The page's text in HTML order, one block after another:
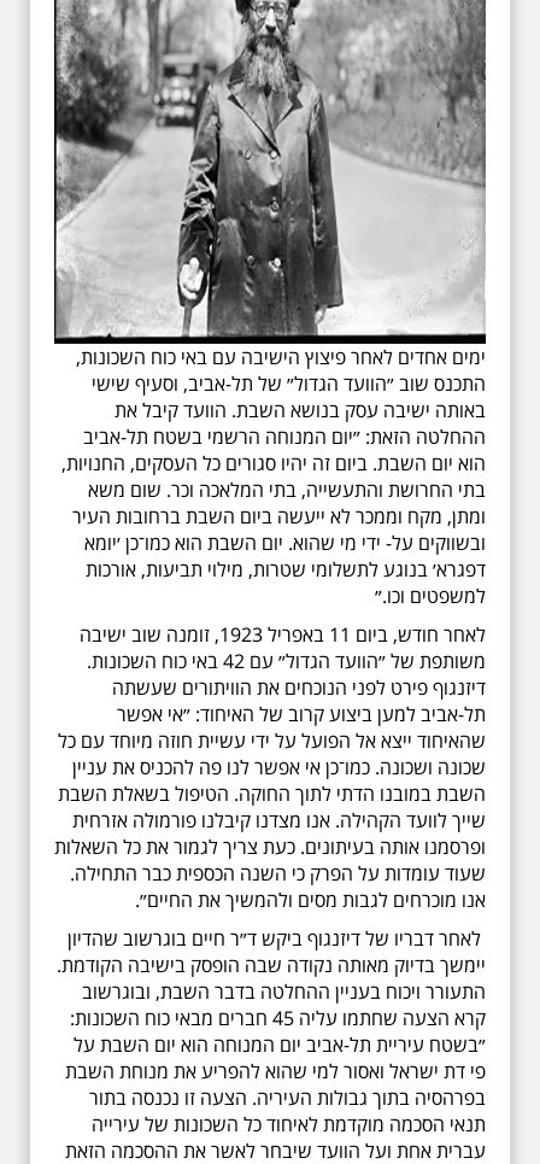
ימים אחדים לאחר פיצוץ הישיבה עם באי כוח השכונות,
התכנס שוב ״הוועד הגדול״ של תל-אביב, וסעיף שישי
באותה ישיבה עסק בנושא השבת. הוועד קיבל את
ההחלטה הזאת: ״יום המנוחה הרשמי בשטח תל-אביב
הוא יום השבת. ביום זה יהיו סגורים כל העסקים, החנויות,
בתי החרושת והתעשייה, בתי המלאכה וכר. שום משא
ומתן, מקח וממכר לא ייעשה ביום השבת ברחובות העיר
ובשווקים על- ידי מי שהוא. יום השבת הוא כמו־כן ׳יומא
דפגרא׳ בנוגע לתשלומי שטרות, מילוי תביעות, אורכות
למשפטים וכו.״
לאחר חודש, ביום 11 באפריל 1923, זומנה שוב ישיבה
משותפת של ״הוועד הגדול״ עם 42 באי כוח השכונות.
דיזנגוף פירט לפני הנוכחים את הוויתורים שעשתה
תל-אביב למען ביצוע קרוב של האיחוד: ״אי אפשר
שהאיחוד ייצא אל הפועל על ידי עשיית חוזה מיוחד עם כל
שכונה ושכונה. כמו־כן אי אפשר לנו פה להכניס את עניין
השבת במובנו הדתי לתוך החוקה. הטיפול בשאלת השבת
שייך לוועד הקהילה. אנו מצדנו קיבלנו פורמולה אזרחית
ופרסמנו אותה בעיתונים. כעת צריך לגמור את כל השאלות
שעוד עומדות על הפרק כי השנה הכספית כבר התחילה.
אנו מוכרחים לגבות מסים ולהמשיך את החיים״.
לאחר דבריו של דיזנגוף ביקש ד״ר חיים בוגרשוב שהדיון
יימשך בדיוק מאותה נקודה שבה הופסק בישיבה הקודמת.
התעורר ויכוח בעניין ההחלטה בדבר השבת, ובוגרשוב
קרא הצעה שחתמו עליה 45 חברים מבאי כוח השכונות:
״בשטח עיריית תל-אביב יום המנוחה הוא יום השבת על
פי דת ישראל ואסור למי שהוא להפריע את מנוחת השבת
בפרהסיה בתוך גבולות העיריה. הצעה זו נכנסה בתור
תנאי הסכמה מוקדמת לאיחוד כל השכונות של עירייה
עברית אחת ועל הוועד שיבחר לאשר את ההסכמה הזאת